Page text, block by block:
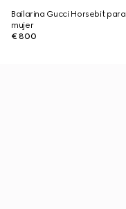
Bailarina Gucci Horsebit para
mujer
€ 800